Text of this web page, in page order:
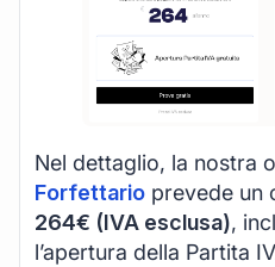
Nel dettaglio, la nostra
Forfettario prevede un
264€ (IVA esclusa),
l’apertura della Partita